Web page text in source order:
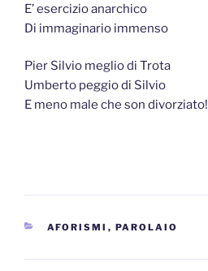
E’ esercizio anarchico
Di immaginario immenso
Pier Silvio meglio di Trota
Umberto peggio di Silvio
E meno male che son divorziato!
CATEGORIE
AFORISMI , PAROLAIO